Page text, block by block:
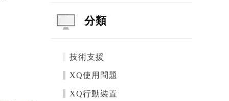
分類
技術支援
XQ使用問題
XQ行動裝置